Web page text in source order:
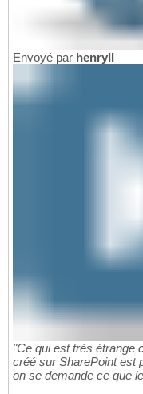
Envoyé par henryII
"Ce qui est très étrange
créé sur SharePoint est
on se demande ce que